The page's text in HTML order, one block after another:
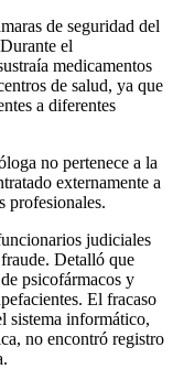
de seguridad del
el
medicamentos
de salud, ya que
a diferentes
no pertenece a la
externamente a
profesionales.
judiciales
Detalló que
psicofármacos y
El fracaso
sistema informático,
no encontró registro